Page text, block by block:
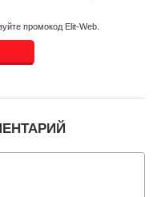
промокод Elit-Web.